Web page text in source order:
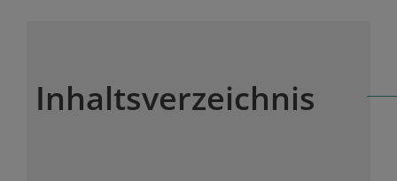
Inhaltsverzeichnis